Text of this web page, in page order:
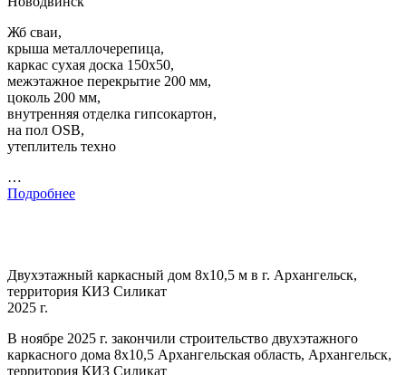
Жб сваи,
крыша металлочерепица,
каркас сухая доска 150х50,
межэтажное перекрытие 200 мм,
цоколь 200 мм,
внутренняя отделка гипсокартон,
на пол OSB,
утеплитель техно
…
Подробнее
Двухэтажный каркасный дом 8х10,5 м в г. Архангельск,
территория КИЗ Силикат
2025 г.
В ноябре 2025 г. закончили строительство двухэтажного
каркасного дома 8х10,5 Архангельская область, Архангельск,
территория КИЗ Силикат